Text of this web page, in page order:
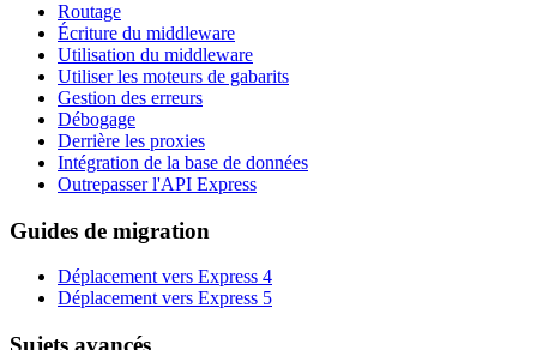
Routage
Écriture du middleware
Utilisation du middleware
Utiliser les moteurs de gabarits
Gestion des erreurs
Débogage
Derrière les proxies
Intégration de la base de données
Outrepasser l'API Express
Guides de migration
Déplacement vers Express 4
Déplacement vers Express 5
Sujets avancés